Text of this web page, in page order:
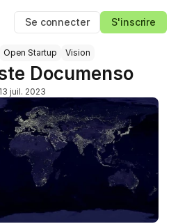
Se connecter S'inscrire
Open Startup Vision
Documenso
13 juil. 2023